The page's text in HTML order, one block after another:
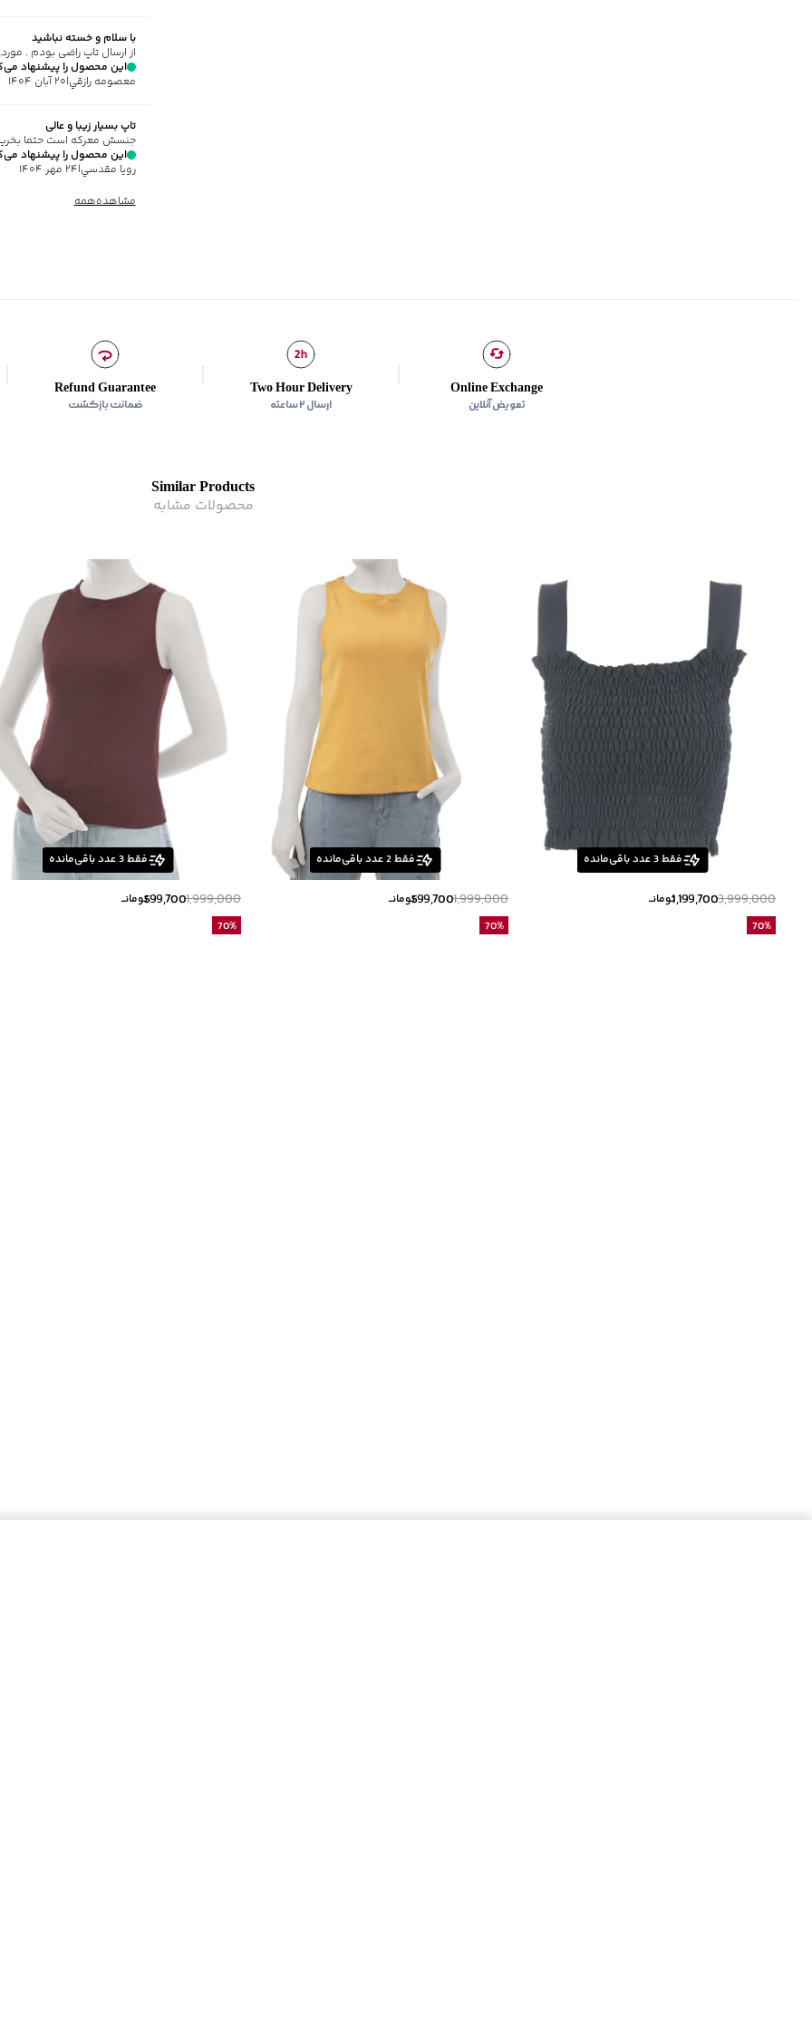
با سلام و خسته نباشید
از ارسال تاپ راضی بودم .
این محصول را پیشنهاد
معصومه رازقي|۲۰ آبان ۱۴۰۴
تاپ بسیار زیبا و عالی
جنسش معرکه است حتما
این محصول را پیشنهاد
رويا مقدسي|۲۴ مهر ۱۴۰۴
مشاهده‌همه
Online Exchange
تعویض آنلاین
Two Hour Delivery
ارسال ۲ ساعته
Refund Guarantee
ضمانت بازگشت
Similar Products
محصولات مشابه
فقط3عدد باقی‌مانده
3,999,000
1,199,700تومانــ
70%
فقط2عدد باقی‌مانده
1,999,000
599,700تومانــ
70%
فقط3عدد باقی‌مانده
1,999,000
599,700تومانــ
70%